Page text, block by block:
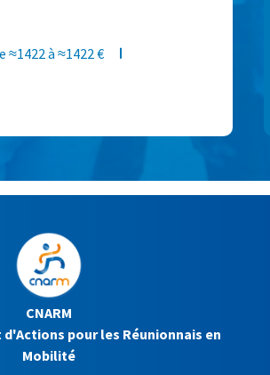
≈1422 à ≈1422 €
CNARM
pour les Réunionnais en
Mobilité